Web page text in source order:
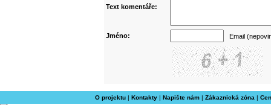
Text komentáře:
Jméno: Email
O projektu| Kontakty| Napište nám| Zákaznická zóna |